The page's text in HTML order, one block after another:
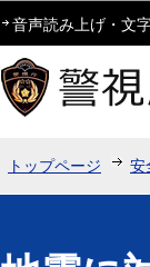
音声読み上げ・文
トップページ 安